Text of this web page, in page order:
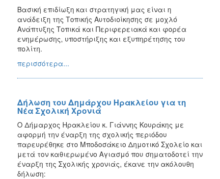
Βασική επιδίωξη και στρατηγική μας είναι η
ανάδειξη της Τοπικής Αυτοδιοίκησης σε μοχλό
Ανάπτυξης Τοπικά και Περιφερειακά και φορέα
ενημέρωσης, υποστήριξης και εξυπηρέτησης του
πολίτη.
περισσότερα...
Δήλωση του Δημάρχου Ηρακλείου για τη
Νέα Σχολική Χρονιά
Ο Δήμαρχος Ηρακλείου κ. Γιάννης Κουράκης με
αφορμή την έναρξη της σχολικής περιόδου
παρευρέθηκε στο Μποδοσάκειο Δημοτικό Σχολείο και
μετά τον καθιερωμένο Αγιασμό που σηματοδοτεί την
έναρξη της Σχολικής χρονιάς, έκανε την ακόλουθη
δήλωση: